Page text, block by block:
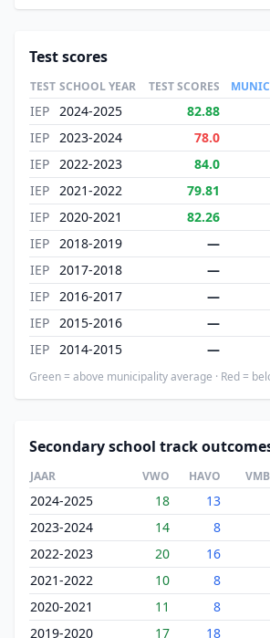
Test scores
TEST SCHOOL YEAR TEST SCORES
IEP 2024-2025 82.88
IEP 2023-2024 78.0
IEP 2022-2023 84.0
IEP 2021-2022 79.81
IEP 2020-2021 82.26
IEP 2018-2019 —
IEP 2017-2018 —
IEP 2016-2017 —
IEP 2015-2016 —
IEP 2014-2015 —
Green = above municipality average · Red =
Secondary school track
JAAR VWO HAVO
2024-2025 18 13
2023-2024
14 8
2022-2023
20 16
2021-2022
10 8
2020-2021
11 8
2019-2020
17 18